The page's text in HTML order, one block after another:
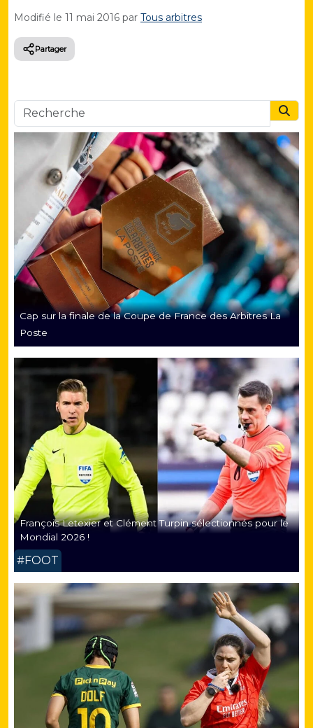
Modifié le 11 mai 2016 par Tous arbitres
Partager
Cap sur la finale de la Coupe de France des Arbitres La
Poste
François Letexier et Clément Turpin sélectionnés pour le
Mondial 2026 !
#FOOT